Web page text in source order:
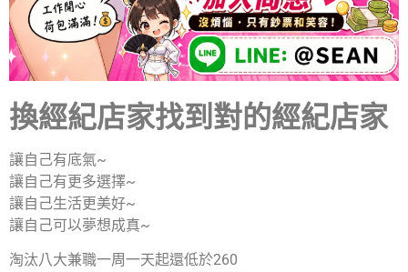
換經紀店家找到對的經紀店家
讓自己有底氣~
讓自己有更多選擇~
讓自己生活更美好~
讓自己可以夢想成真~
淘汰八大兼職一周一天起還低於260